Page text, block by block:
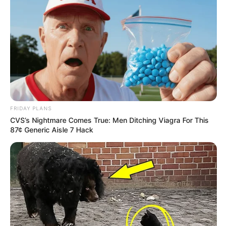
FRIDAY PLANS
CVS’s Nightmare Comes True: Men Ditching Viagra For This
87¢ Generic Aisle 7 Hack